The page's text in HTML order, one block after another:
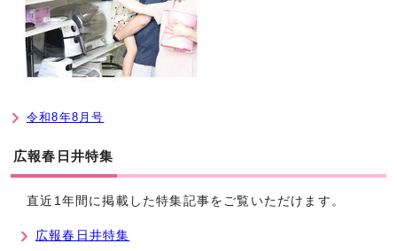
令和8年8月号
広報春日井特集
直近1年間に掲載した特集記事をご覧いただけます。
広報春日井特集